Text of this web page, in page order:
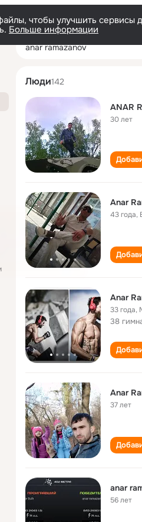
чтобы улучшить сервисы
Больше информации
anar ramazanov
Люди142
ANAR
30 лет
Anar
43 года,
Anar
33 года,
38
Anar
37 лет
anar
56 лет